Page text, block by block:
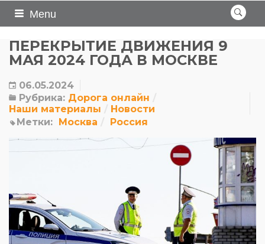
Menu
ПЕРЕКРЫТИЕ ДВИЖЕНИЯ 9
МАЯ 2024 ГОДА В МОСКВЕ
06.05.2024
Рубрика: Дорога онлайн
Наши материалы
Новости
Метки: Москва Россия